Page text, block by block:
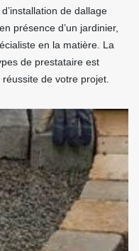
de dallage
présence d’un jardinier,
en la matière. La
de prestataire est
de votre projet.